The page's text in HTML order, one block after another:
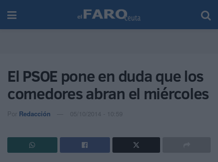
El PSOE pone en duda que los
comedores abran el miércoles
Por Redacción 05/10/2014 - 10:59